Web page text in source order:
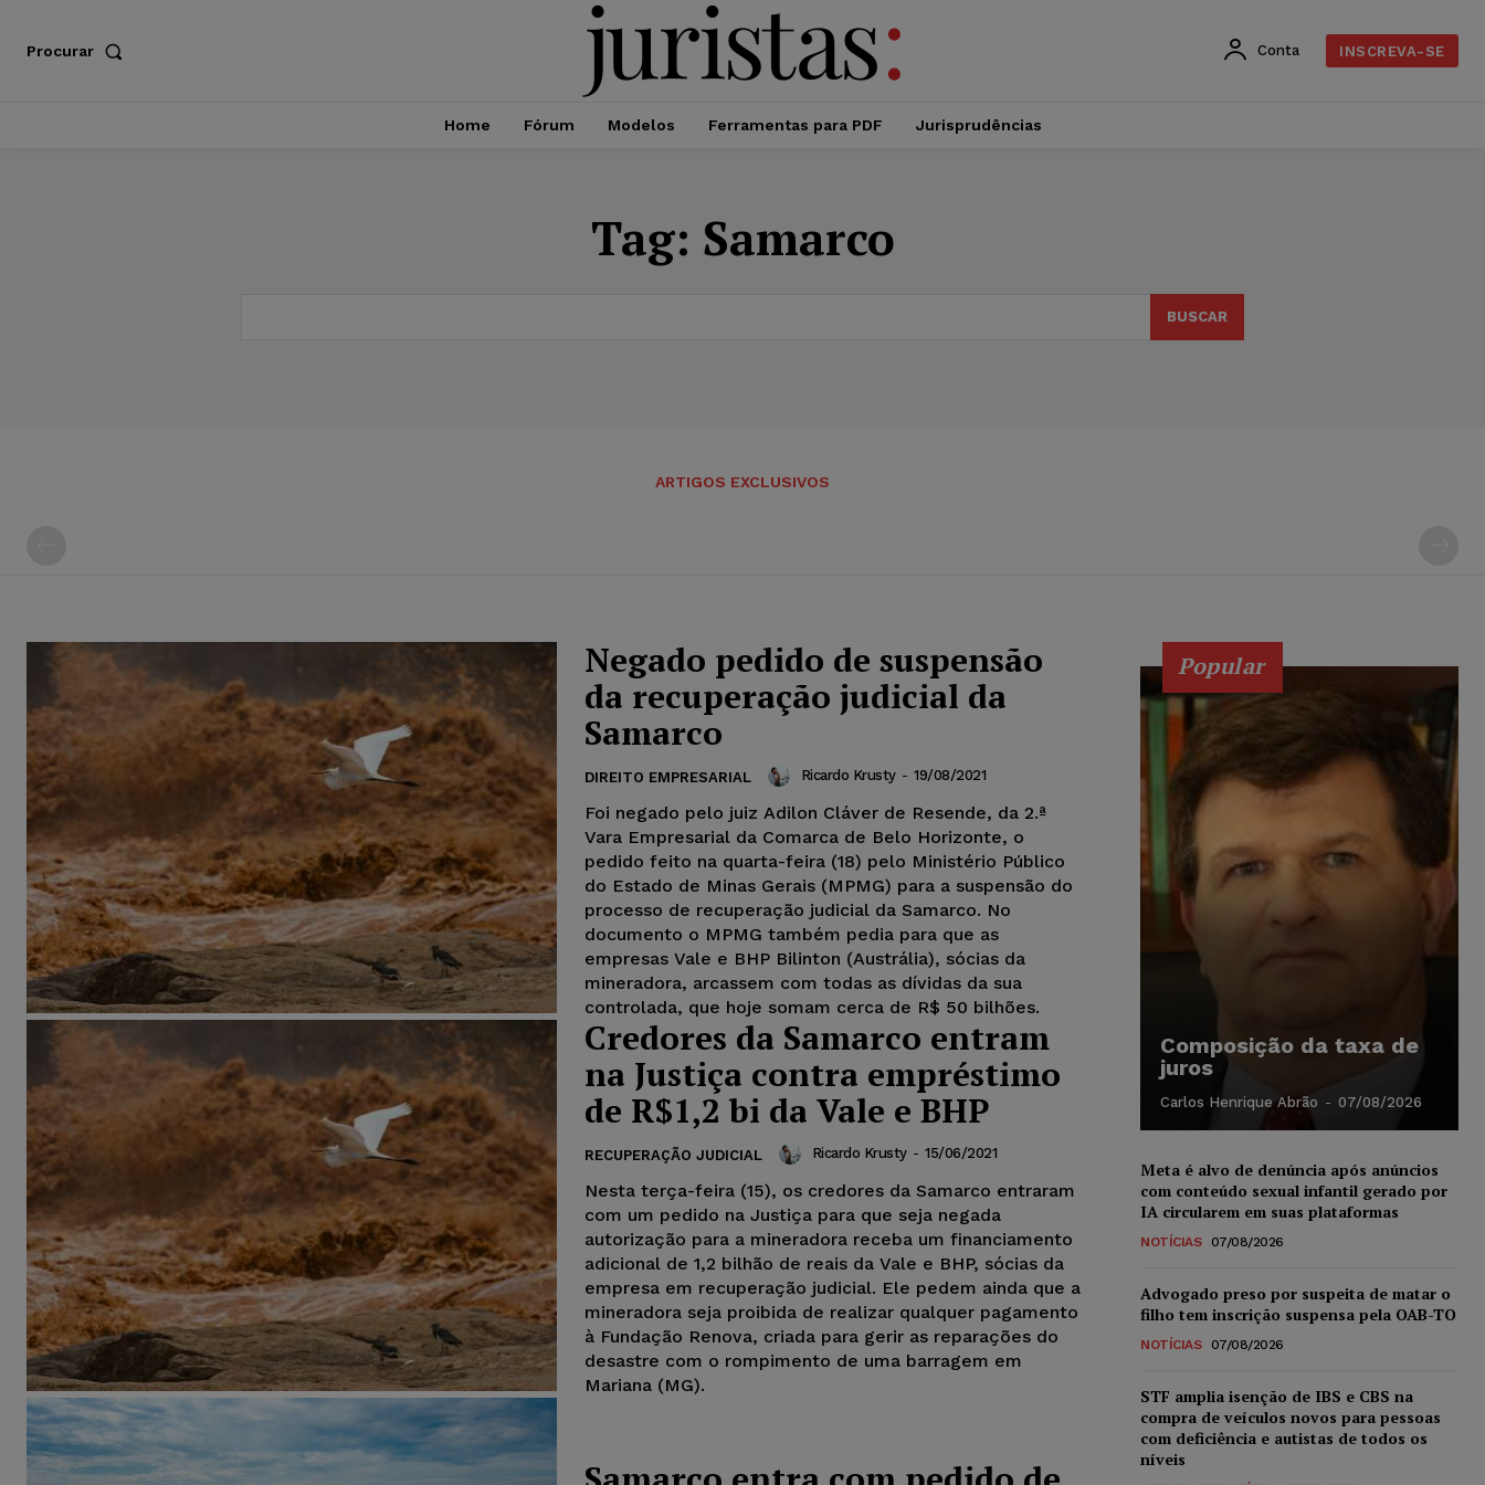
Procurar Conta INSCREVA-SE
Home Fórum Modelos Ferramentas para PDF Jurisprudências
Tag: Samarco
BUSCAR
ARTIGOS EXCLUSIVOS
Negado pedido de suspensão
da recuperação judicial da
Samarco
DIREITO EMPRESARIAL Ricardo Krusty - 19/08/2021
Foi negado pelo juiz Adilon Cláver de Resende, da 2.ª
Vara Empresarial da Comarca de Belo Horizonte, o
pedido feito na quarta-feira (18) pelo Ministério Público
do Estado de Minas Gerais (MPMG) para a suspensão do
processo de recuperação judicial da Samarco. No
documento o MPMG também pedia para que as
empresas Vale e BHP Bilinton (Austrália), sócias da
mineradora, arcassem com todas as dívidas da sua
controlada, que hoje somam cerca de R$ 50 bilhões.
Credores da Samarco entram
na Justiça contra empréstimo
de R$1,2 bi da Vale e BHP
RECUPERAÇÃO JUDICIAL Ricardo Krusty - 15/06/2021
Nesta terça-feira (15), os credores da Samarco entraram
com um pedido na Justiça para que seja negada
autorização para a mineradora receba um financiamento
adicional de 1,2 bilhão de reais da Vale e BHP, sócias da
empresa em recuperação judicial. Ele pedem ainda que a
mineradora seja proibida de realizar qualquer pagamento
à Fundação Renova, criada para gerir as reparações do
desastre com o rompimento de uma barragem em
Mariana (MG).
Popular
Composição da taxa de
juros
Carlos Henrique Abrão - 07/08/2026
Meta é alvo de denúncia após anúncios
com conteúdo sexual infantil gerado por
IA circularem em suas plataformas
NOTÍCIAS 07/08/2026
Advogado preso por suspeita de matar o
filho tem inscrição suspensa pela OAB-TO
NOTÍCIAS 07/08/2026
STF amplia isenção de IBS e CBS na
compra de veículos novos para pessoas
com deficiência e autistas de todos os
níveis